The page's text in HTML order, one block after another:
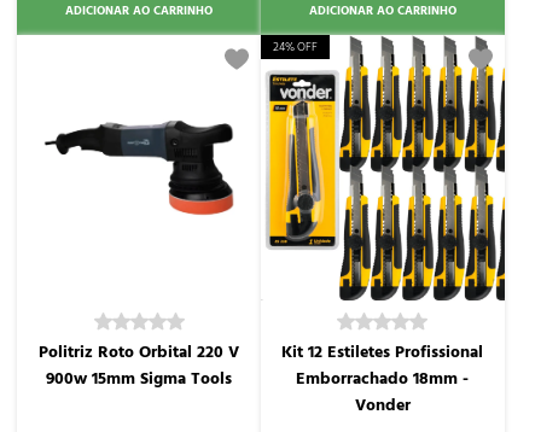
ADICIONAR AO CARRINHO ADICIONAR AO CARRINHO
Politriz Roto Orbital 220 V
900w 15mm Sigma Tools
24% OFF
Kit 12 Estiletes Profissional
Emborrachado 18mm -
Vonder